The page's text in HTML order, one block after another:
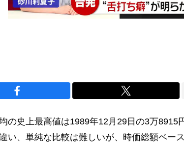
均の史上最高値は1989年12月29日の3万8915
い、単純な比較は難しいが、時価総額ベー